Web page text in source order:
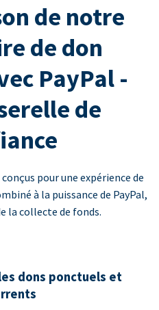
de notre
de don
PayPal -
de
pour une expérience de
à la puissance de PayPal,
la collecte de fonds.
dons ponctuels et